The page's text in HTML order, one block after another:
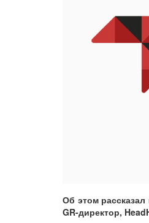
Об этом
GR-директор,